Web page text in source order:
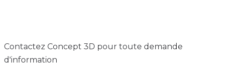
Contactez Concept 3D pour toute demande
d'information